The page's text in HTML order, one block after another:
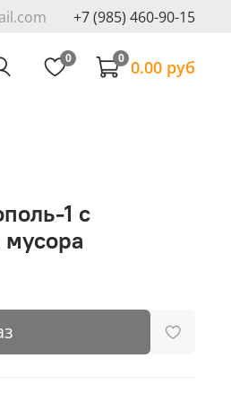
+7 (985) 460-90-15
0 0 0.00 руб
1 с